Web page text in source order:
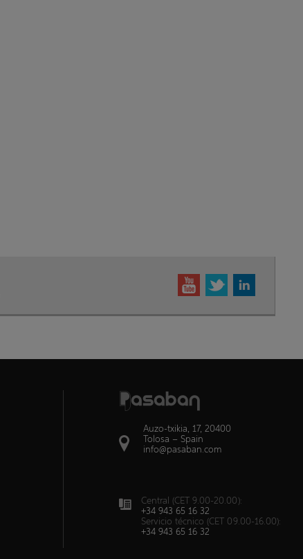
Auzo-txikia, 17, 20400
Tolosa – Spain
info@pasaban.com
Central (CET 9.00-20.00):
+34 943 65 16 32
Servicio técnico (CET 09.00-16.00):
+34 943 65 16 32